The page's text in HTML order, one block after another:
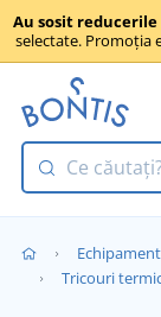
Au sosit
selectate. Promoția
Tricouri